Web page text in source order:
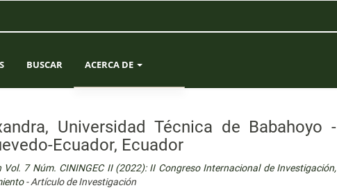
BUSCAR ACERCA DE
ENVÍOS
EQUIPO EDITORIAL
Universidad Técnica de Babahoyo -
Ecuador, Ecuador
7 Núm. CININGEC II (2022): II Congreso Internacional de Investigación,
- Artículo de Investigación